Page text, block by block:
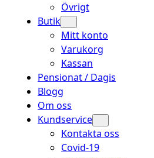
Övrigt
Butik
Mitt konto
Varukorg
Kassan
Pensionat / Dagis
Blogg
Om oss
Kundservice
Kontakta oss
Covid-19